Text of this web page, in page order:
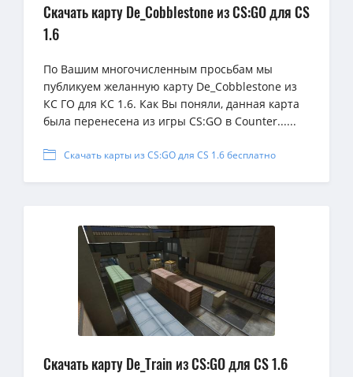
Скачать карту De_Cobblestone из CS:GO для CS
1.6
По Вашим многочисленным просьбам мы
публикуем желанную карту De_Cobblestone из
КС ГО для КС 1.6. Как Вы поняли, данная карта
была перенесена из игры CS:GO в Counter......
Скачать карты из CS:GO для CS 1.6 бесплатно
Скачать карту De_Train из CS:GO для CS 1.6